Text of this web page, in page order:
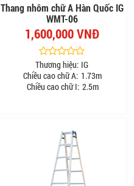
Thang nhôm chữ A Hàn Quốc IG
WMT-06
1,600,000 VNĐ
Thương hiệu: IG
Chiều cao chữ A: 1.73m
Chiều cao chữ I: 2.5m